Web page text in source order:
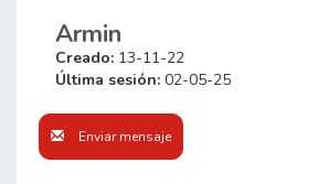
Armin
Creado: 13-11-22
Última sesión: 02-05-25
Enviar mensaje